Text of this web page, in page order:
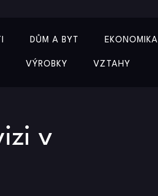
DŮM A BYT EKONOMIKA
VÝROBKY VZTAHY
v